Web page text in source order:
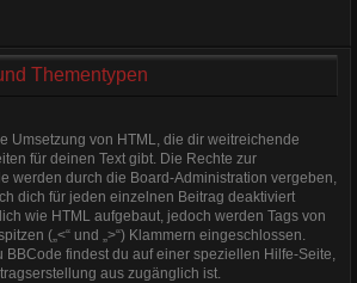
Thementypen
Umsetzung von HTML, die dir weitreichende
für deinen Text gibt. Die Rechte zur
werden durch die Board-Administration vergeben,
dich für jeden einzelnen Beitrag deaktiviert
wie HTML aufgebaut, jedoch werden Tags von
(„<“ und „>“) Klammern eingeschlossen.
BBCode findest du auf einer speziellen Hilfe-Seite,
aus zugänglich ist.